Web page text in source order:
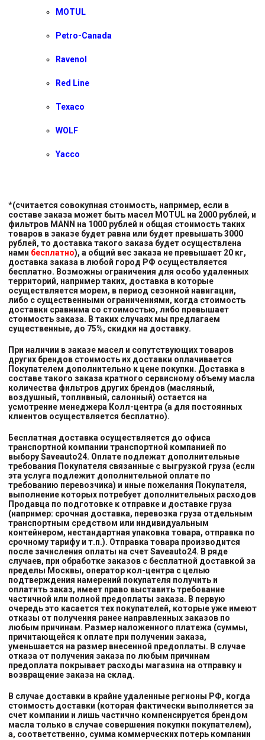
MOTUL
Petro-Canada
Ravenol
Red Line
Texaco
WOLF
Yacco
*(считается совокупная стоимость, например, если в
составе заказа может быть масел MOTUL на 2000 рублей, и
фильтров MANN на 1000 рублей и общая стоимость таких
товаров в заказе будет равна или будет превышать 3000
рублей, то доставка такого заказа будет осуществлена
нами бесплатно), а общий вес заказа не превышает 20 кг,
доставка заказа в любой город РФ осуществляется
бесплатно. Возможны ограничения для особо удаленных
территорий, например таких, доставка в которые
осуществляется морем, в период сезонной навигации,
либо с существенными ограничениями, когда стоимость
доставки сравнима со стоимостью, либо превышает
стоимость заказа. В таких случаях мы предлагаем
существенные, до 75%, скидки на доставку.
При наличии в заказе масел и сопутствующих товаров
других брендов стоимость их доставки оплачивается
Покупателем дополнительно к цене покупки. Доставка в
составе такого заказа кратного сервисному объему масла
количества фильтров других брендов (масляный,
воздушный, топливный, салонный) остается на
усмотрение менеджера Колл-центра (а для постоянных
клиентов осуществляется бесплатно).
Бесплатная доставка осуществляется до офиса
транспортной компании транспортной компанией по
выборуSaveauto24. Оплате подлежат дополнительные
требования Покупателя связанные с выгрузкой груза (если
эта услуга подлежит дополнительной оплате по
требованию перевозчика) и иные пожелания Покупателя,
выполнение которых потребует дополнительных расходов
Продавца по подготовке к отправке и доставке груза
(например: срочная доставка, перевозка груза отдельным
транспортным средством или индивидуальным
контейнером, нестандартная упаковка товара, отправка по
срочному тарифу и т.п.). Отправка товара производится
после зачисления оплаты на счет Saveauto24. В ряде
случаев, при обработке заказов с бесплатной доставкой за
пределы Москвы, оператор кол-центра с целью
подтверждения намерений покупателя получить и
оплатить заказ, имеет право выставить требование
частичной или полной предоплаты заказа. В первую
очередь это касается тех покупателей, которые уже имеют
отказы от получения ранее направленных заказов по
любым причинам. Размер наложенного платежа (суммы,
причитающейся к оплате при получении заказа,
уменьшается на размер внесенной предоплаты. В случае
отказа от получения заказа по любым причинам
предоплата покрывает расходы магазина на отправку и
возвращение заказа на склад.
В случае доставки в крайне удаленные регионы РФ, когда
стоимость доставки (которая фактически выполняется за
счет компании и лишь частично компенсируется брендом
масла только в случае совершения покупки покупателем),
а, соответственно, сумма коммерческих потерь компании